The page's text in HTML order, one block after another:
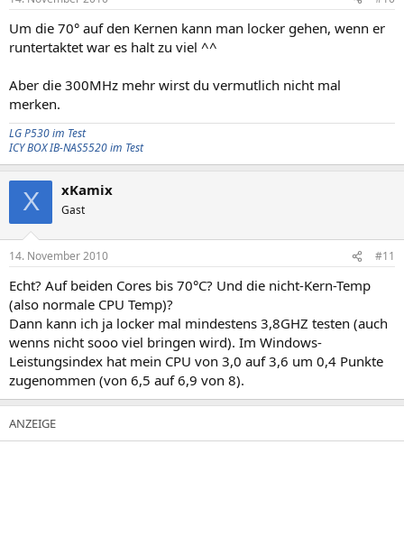
Um die 70° auf den Kernen kann man locker gehen, wenn er
runtertaktet war es halt zu viel ^^
Aber die 300MHz mehr wirst du vermutlich nicht mal
merken.
LG P530 im Test
ICY BOX IB-NAS5520 im Test
X xKamix
Gast
14. November 2010 #11
Echt? Auf beiden Cores bis 70°C? Und die nicht-Kern-Temp
(also normale CPU Temp)?
Dann kann ich ja locker mal mindestens 3,8GHZ testen (auch
wenns nicht sooo viel bringen wird). Im Windows-
Leistungsindex hat mein CPU von 3,0 auf 3,6 um 0,4 Punkte
zugenommen (von 6,5 auf 6,9 von 8).